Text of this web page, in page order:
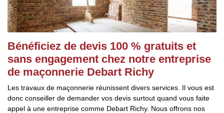
Bénéficiez de devis 100 % gratuits et
sans engagement chez notre entreprise
de maçonnerie Debart Richy
Les travaux de maçonnerie réunissent divers services. Il vous est
donc conseiller de demander vos devis surtout quand vous faite
appel à une entreprise comme Debart Richy. Nous offrons nos